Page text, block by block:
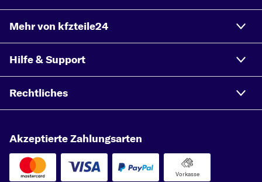
MAZDA TRIBUTE
MAZDA MPV
MAZDA B-SERIE
MAZDA BT-50
Mehr von kfzteile24
Hilfe & Support
Rechtliches
Akzeptierte Zahlungsarten
Vorkasse